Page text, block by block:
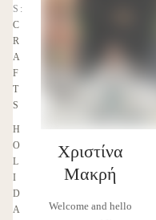
S:
C
R
A
F
T
S
H
O
L
I
D
A
Χριστίνα
Μακρή
Welcome and hello